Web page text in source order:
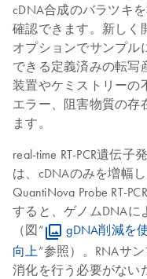
cDNA合成のバラツキ
確認できます。新しく
オプションでサンプル
できる定義済みの転写
装置やケミストリーの
エラー、阻害物質の存
ます。
real-time RT-PCR遺伝
は、cDNAのみを増幅
QuantiNova Probe RT-
すると、ゲノムDNAに
（図“
gDNA削減を
向上 ”参照）。RNAサ
消化を行う必要がない